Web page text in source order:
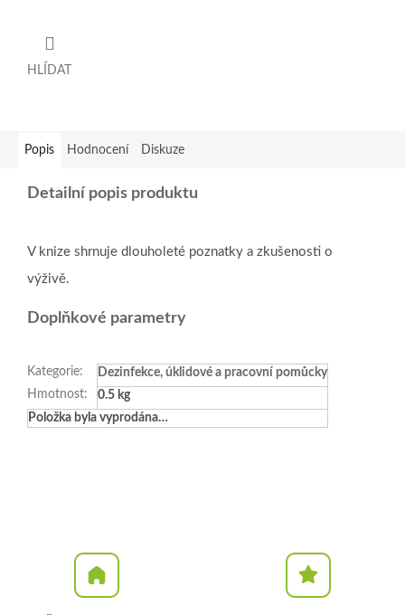
HLÍDAT
Popis Hodnocení Diskuze
Detailní popis produktu
V knize shrnuje dlouholeté poznatky a zkušenosti o
výživě.
Doplňkové parametry
Kategorie:
Dezinfekce, úklidové a pracovní pomůcky
Hmotnost:
0.5 kg
Položka byla vyprodána…